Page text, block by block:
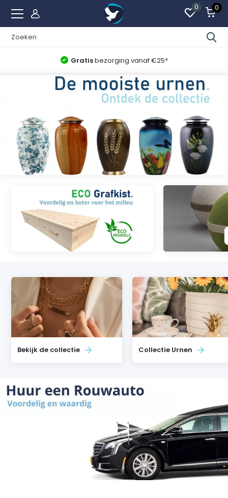
0 0
Gratisbezorging vanaf €25*
Bekijk de collectie Collectie Urnen